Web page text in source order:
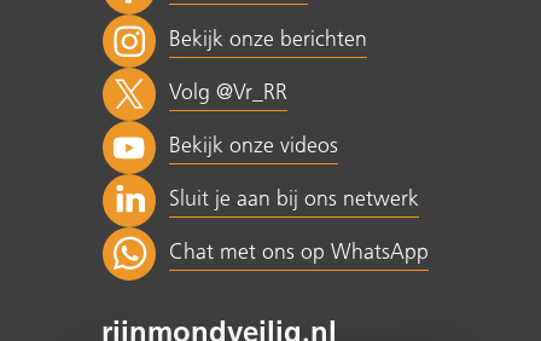
Bekijk onze berichten
Volg @Vr_RR
Bekijk onze videos
Sluit je aan bij ons netwerk
Chat met ons op WhatsApp
rijnmondveilig.nl